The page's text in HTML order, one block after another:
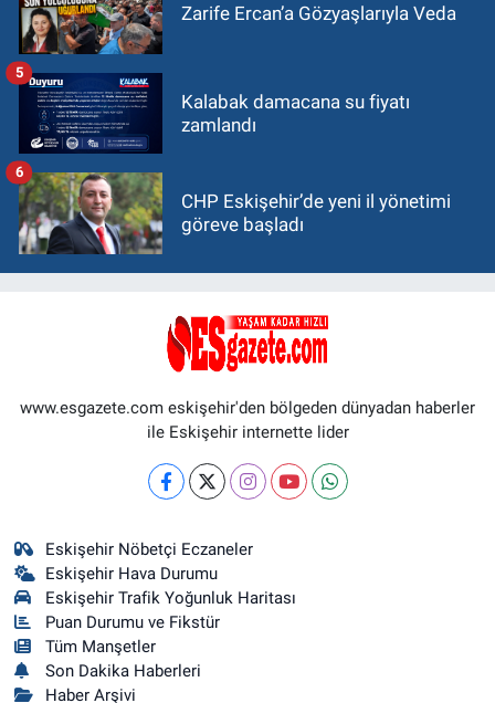
Zarife Ercan’a Gözyaşlarıyla Veda
Kalabak damacana su fiyatı
zamlandı
5
CHP Eskişehir’de yeni il yönetimi
göreve başladı
6
www.esgazete.com eskişehir'den bölgeden dünyadan haberler
ile Eskişehir internette lider
Eskişehir Nöbetçi Eczaneler
Eskişehir Hava Durumu
Eskişehir Trafik Yoğunluk Haritası
Puan Durumu ve Fikstür
Tüm Manşetler
Son Dakika Haberleri
Haber Arşivi